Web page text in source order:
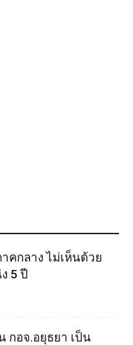
กลาง ไม่เห็นด้วย
5 ปี
กอจ.อยุธยา เป็น